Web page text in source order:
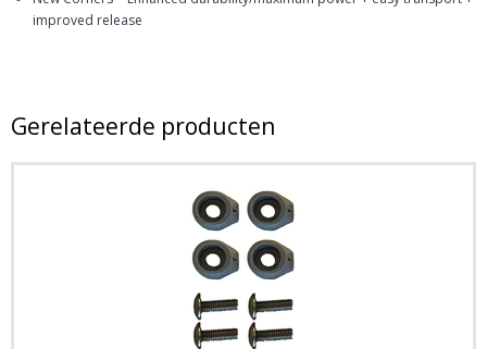
improved release
Gerelateerde producten